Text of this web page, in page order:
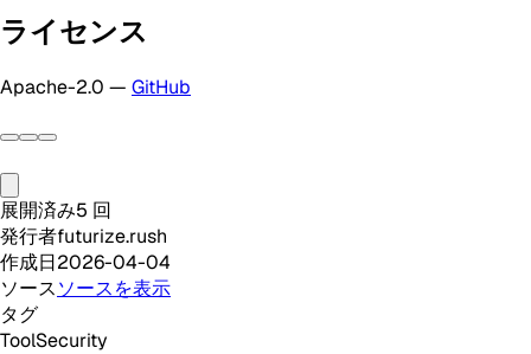
ライセンス
Apache-2.0 — GitHub
展開済み5 回
発行者futurize.rush
作成日2026-04-04
ソースソースを表示
タグ
ToolSecurity